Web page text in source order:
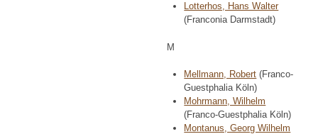
Lotterhos, Hans Walter
(Franconia Darmstadt)
M
Mellmann, Robert (Franco-
Guestphalia Köln)
Mohrmann, Wilhelm
(Franco-Guestphalia Köln)
Montanus, Georg Wilhelm